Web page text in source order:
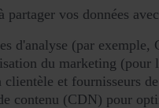
partager vos données
d'analyse (par
du marketing (pour
clientèle et fournisseurs
contenu (CDN) pour